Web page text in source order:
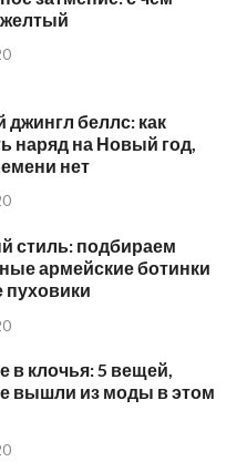
беллс: как
наряд на Новый год,
нет
стиль: подбираем
армейские ботинки
пуховики
в клочья: 5 вещей,
вышли из моды в этом